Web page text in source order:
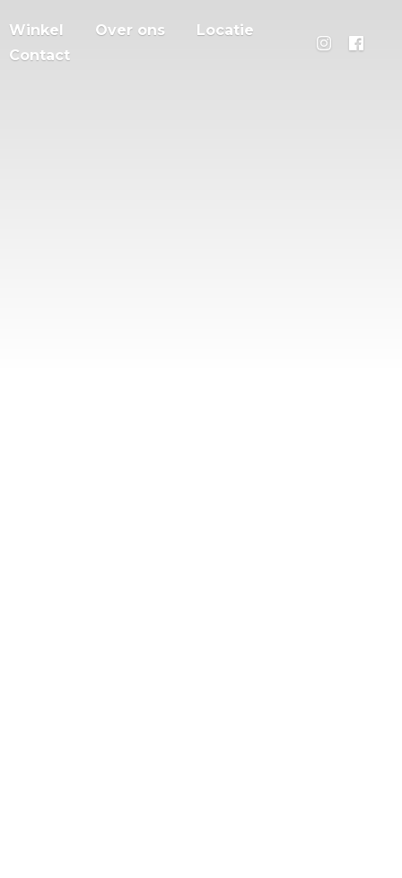
Winkel Over ons
Locatie
Contact